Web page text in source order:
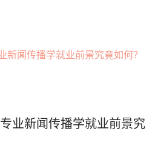
业新闻传播学就业前景究